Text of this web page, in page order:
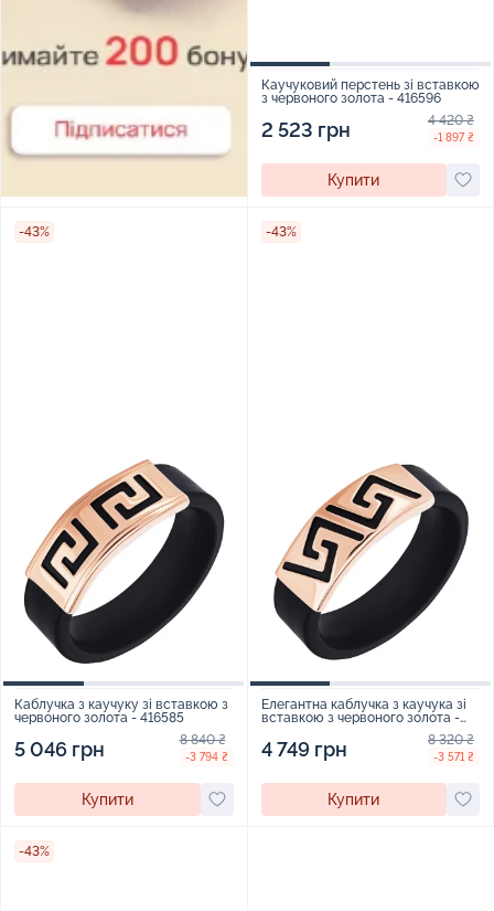
Каучуковий перстень зі вставкою
з червоного золота - 416596
2 523 грн 4 420 ₴
-1 897 ₴
Купити
-43%
Каблучка з каучуку зі вставкою з
червоного золота - 416585
5 046 грн 8 840 ₴
-3 794 ₴
Купити
-43%
Елегантна каблучка з каучука зі
вставкою з червоного золота -
4 749 грн 8 320 ₴
-3 571 ₴
Купити
-43%